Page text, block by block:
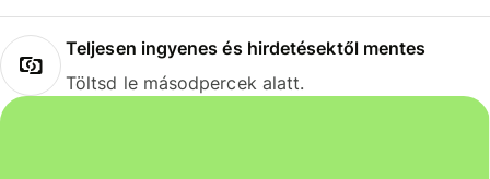
Teljesen ingyenes és hirdetésektől mentes
Töltsd le másodpercek alatt.